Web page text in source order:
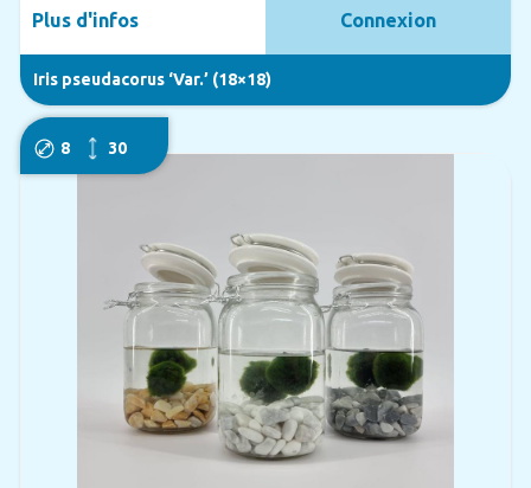
Iris pseudacorus ‘Var.’ (18×18)
Plus d'infos Connexion
8 30